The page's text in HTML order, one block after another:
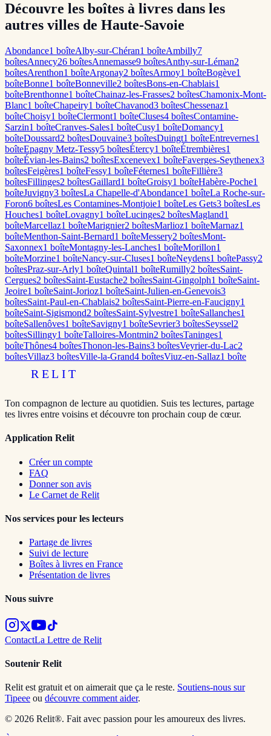
Découvre les boîtes à livres dans les
autres villes de Haute-Savoie
Abondance1 boîteAlby-sur-Chéran1 boîteAmbilly7
boîtesAnnecy26 boîtesAnnemasse9 boîtesAnthy-sur-Léman2
boîtesArenthon1 boîteArgonay2 boîtesArmoy1 boîteBogève1
boîteBonne1 boîteBonneville2 boîtesBons-en-Chablais1
boîteBrenthonne1 boîteChainaz-les-Frasses2 boîtesChamonix-Mont-
Blanc1 boîteChapeiry1 boîteChavanod3 boîtesChessenaz1
boîteChoisy1 boîteClermont1 boîteCluses4 boîtesContamine-
Sarzin1 boîteCranves-Sales1 boîteCusy1 boîteDomancy1
boîteDoussard2 boîtesDouvaine3 boîtesDuingt1 boîteEntrevernes1
boîteEpagny Metz-Tessy5 boîtesÉtercy1 boîteÉtrembières1
boîteÉvian-les-Bains2 boîtesExcenevex1 boîteFaverges-Seythenex3
boîtesFeigères1 boîteFessy1 boîteFéternes1 boîteFillière3
boîtesFillinges2 boîtesGaillard1 boîteGroisy1 boîteHabère-Poche1
boîteJuvigny3 boîtesLa Chapelle-d'Abondance1 boîteLa Roche-sur-
Foron6 boîtesLes Contamines-Montjoie1 boîteLes Gets3 boîtesLes
Houches1 boîteLovagny1 boîteLucinges2 boîtesMagland1
boîteMarcellaz1 boîteMarignier2 boîtesMarlioz1 boîteMarnaz1
boîteMenthon-Saint-Bernard1 boîteMessery2 boîtesMont-
Saxonnex1 boîteMontagny-les-Lanches1 boîteMorillon1
boîteMorzine1 boîteNancy-sur-Cluses1 boîteNeydens1 boîtePassy2
boîtesPraz-sur-Arly1 boîteQuintal1 boîteRumilly2 boîtesSaint-
Cergues2 boîtesSaint-Eustache2 boîtesSaint-Gingolph1 boîteSaint-
Jeoire1 boîteSaint-Jorioz1 boîteSaint-Julien-en-Genevois3
boîtesSaint-Paul-en-Chablais2 boîtesSaint-Pierre-en-Faucigny1
boîteSaint-Sigismond2 boîtesSaint-Sylvestre1 boîteSallanches1
boîteSallenôves1 boîteSavigny1 boîteSevrier3 boîtesSeyssel2
boîtesSillingy1 boîteTalloires-Montmin2 boîtesTaninges1
boîteThônes4 boîtesThonon-les-Bains3 boîtesVeyrier-du-Lac2
boîtesVillaz3 boîtesVille-la-Grand4 boîtesViuz-en-Sallaz1 boîte
RELIT
Ton compagnon de lecture au quotidien. Suis tes lectures, partage
tes livres entre voisins et découvre ton prochain coup de cœur.
Application Relit
Créer un compte
FAQ
Donner son avis
Le Carnet de Relit
Nos services pour les lecteurs
Partage de livres
Suivi de lecture
Boîtes à livres en France
Présentation de livres
Nous suivre
ContactLa Lettre de Relit
Soutenir Relit
Relit est gratuit et on aimerait que ça le reste. Soutiens-nous sur
Tipeee ou découvre comment aider.
© 2026 Relit®. Fait avec passion pour les amoureux des livres.